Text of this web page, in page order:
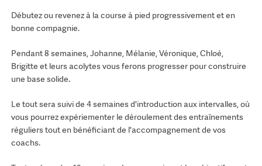
Débutez ou revenez à la course à pied progressivement et en
bonne compagnie.
Pendant 8 semaines, Johanne, Mélanie, Véronique, Chloé,
Brigitte et leurs acolytes vous ferons progresser pour construire
une base solide.
Le tout sera suivi de 4 semaines d'introduction aux intervalles, où
vous pourrez expériementer le déroulement des entraînements
réguliers tout en bénéficiant de l'accompagnement de vos
coachs.